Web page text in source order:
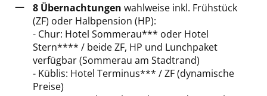
8 Übernachtungen wahlweise inkl. Frühstück
(ZF) oder Halbpension (HP):
- Chur: Hotel Sommerau*** oder Hotel
Stern**** / beide ZF, HP und Lunchpaket
verfügbar (Sommerau am Stadtrand)
- Küblis: Hotel Terminus*** / ZF (dynamische
Preise)